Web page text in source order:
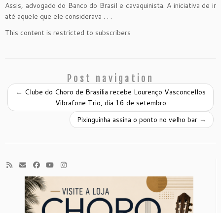
Assis, advogado do Banco do Brasil e cavaquinista. A iniciativa de ir
até aquele que ele considerava . . .
This content is restricted to subscribers
Post navigation
← Clube do Choro de Brasília recebe Lourenço Vasconcellos
Vibrafone Trio, dia 16 de setembro
Pixinguinha assina o ponto no velho bar →